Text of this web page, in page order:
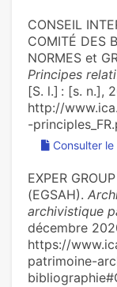
CONSEIL
COMITÉ DES
NORMES et
Principes
[S. l.] : [s. n.],
http://
-
Consulter
EXPER
(EGSAH).
archivistique
décembre
https://
patrimoine-